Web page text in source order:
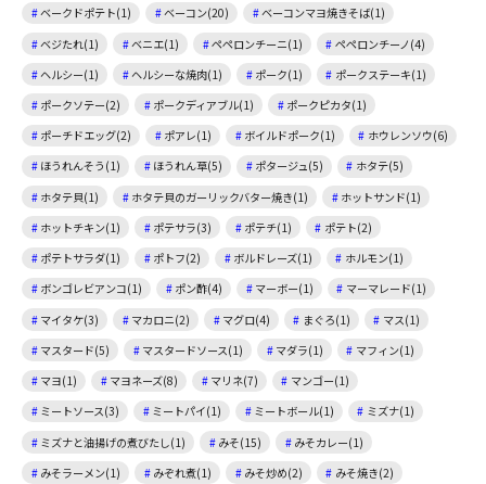
ベークドポテト(1)
ベーコン(20)
ベーコンマヨ焼きそば(1)
ベジたれ(1)
ベニエ(1) ペペロンチーニ(1)
ペペロンチーノ(4)
ヘルシー(1)
ヘルシーな焼肉(1) ポーク(1)
ポークステーキ(1)
ポークソテー(2)
ポークディアブル(1)
ポークピカタ(1)
ポーチドエッグ(2)
ポアレ(1) ボイルドポーク(1)
ホウレンソウ(6)
ほうれんそう(1)
ほうれん草(5) ポタージュ(5)
ホタテ(5)
ホタテ貝(1)
ホタテ貝のガーリックバター焼き(1)
ホットサンド(1)
ホットチキン(1)
ポテサラ(3) ポテチ(1)
ポテト(2)
ポテトサラダ(1)
ポトフ(2) ボルドレーズ(1)
ホルモン(1)
ボンゴレビアンコ(1)
ポン酢(4) マーボー(1)
マーマレード(1)
マイタケ(3)
マカロニ(2) マグロ(4) まぐろ(1)
マス(1)
マスタード(5)
マスタードソース(1) マダラ(1)
マフィン(1)
マヨ(1)
マヨネーズ(8) マリネ(7)
マンゴー(1)
ミートソース(3)
ミートパイ(1) ミートボール(1)
ミズナ(1)
ミズナと油揚げの煮びたし(1)
みそ(15)
みそカレー(1)
みそラーメン(1)
みぞれ煮(1) みそ炒め(2)
みそ焼き(2)